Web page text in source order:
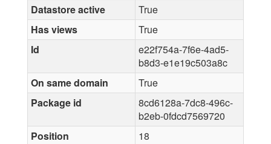
Datastore active
True
Has views
True
Id
e22f754a-7f6e-4ad5-
b8d3-e1e19c503a8c
On same domain
True
Package id
8cd6128a-7dc8-496c-
b2eb-0fdcd7569720
Position
18